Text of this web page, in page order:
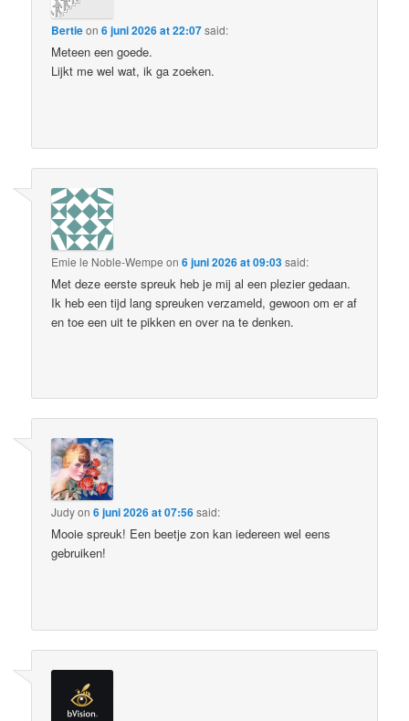
Bertieon6 juni 2026 at 22:07said:
Meteen een goede.
Lijkt me wel wat, ik ga zoeken.
Emie le Noble-Wempe on6 juni 2026 at 09:03said:
Met deze eerste spreuk heb je mij al een plezier gedaan.
Ik heb een tijd lang spreuken verzameld, gewoon om er af
en toe een uit te pikken en over na te denken.
Judyon6 juni 2026 at 07:56said:
Mooie spreuk! Een beetje zon kan iedereen wel eens
gebruiken!